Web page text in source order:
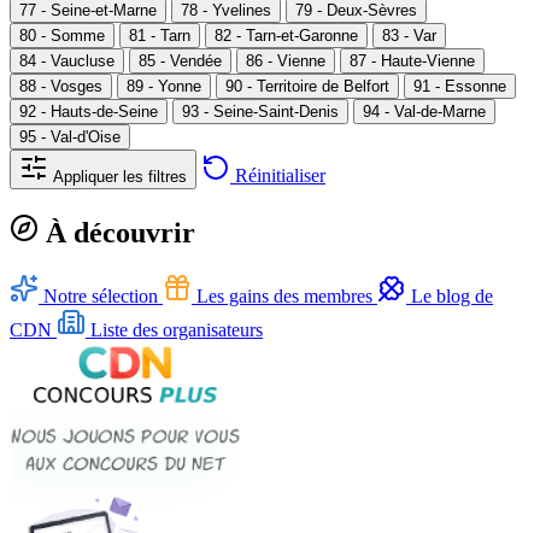
77 - Seine-et-Marne
78 - Yvelines
79 - Deux-Sèvres
80 - Somme
81 - Tarn 82 - Tarn-et-Garonne
83 - Var
84 - Vaucluse
85 - Vendée 86 - Vienne
87 - Haute-Vienne
88 - Vosges
89 - Yonne 90 - Territoire de Belfort
91 - Essonne
92 - Hauts-de-Seine
93 - Seine-Saint-Denis
94 - Val-de-Marne
95 - Val-d'Oise
Appliquer les filtres Réinitialiser
À découvrir
Notre sélection Les gains des membres
Le blog de
CDN
Liste des organisateurs